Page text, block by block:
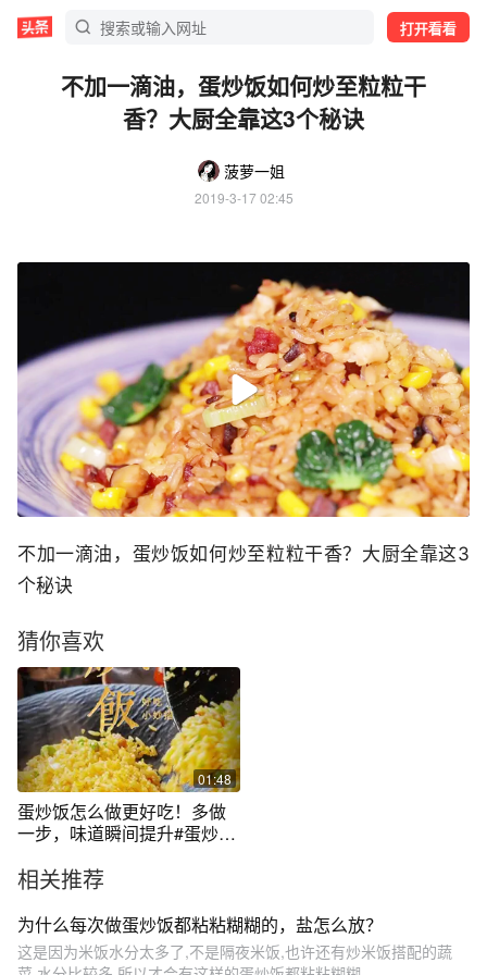
打开看看
不加一滴油，蛋炒饭如何炒至粒粒干
香？大厨全靠这3个秘诀
菠萝一姐
2019-3-17 02:45
不加一滴油，蛋炒饭如何炒至粒粒干香？大厨全靠这3
个秘诀
猜你喜欢
01:48
蛋炒饭怎么做更好吃！多做
一步，味道瞬间提升#蛋炒饭
意面
相关推荐
为什么每次做蛋炒饭都粘粘糊糊的，盐怎么放？
这是因为米饭水分太多了,不是隔夜米饭,也许还有炒米饭搭配的蔬